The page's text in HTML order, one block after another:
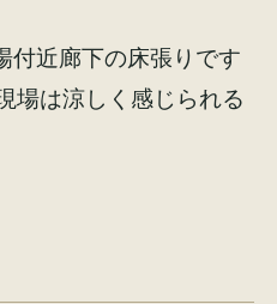
付近廊下の床張りです
場は涼しく感じられる
家づくりコラム